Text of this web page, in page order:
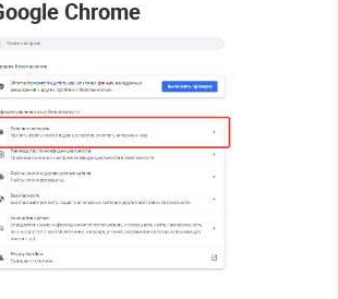
Chrome